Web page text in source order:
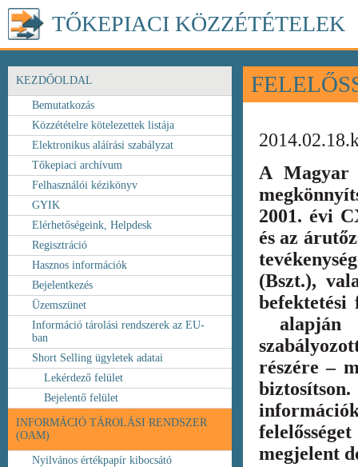
TŐKEPIACI KÖZZÉTÉTELEK
KEZDŐOLDAL
Bemutatkozás
Közzétételre kötelezettek listája
Elektronikus aláírási szabályzat
Tőkepiaci archívum
Felhasználói kézikönyv
GYIK
Elérhetőségeink, Helpdesk
Regisztráció
Hasznos információk
Bejelentkezés
Üzemszünet
Információ tárolási rendszerek az EU-
ban
Short Selling ügyletek adatai
Lekérdező felület
Bejelentő felület
INFORMÁCIÓ TÁROLÁSI RENDSZER
(OAM)
Nyilvános értékpapír kibocsátó
A Magyar
2001. évi
és az
(Bszt.),
alapján
részére –
megjelent